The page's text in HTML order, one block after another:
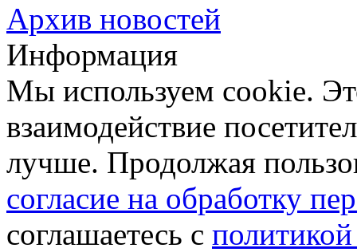
Архив новостей
Информация
Мы используем cookie.
взаимодействие
лучше. Продолжая
согласие на обработку
соглашаетесь с